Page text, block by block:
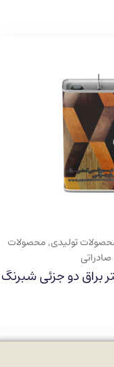
تولیدی, محصولات
صادراتی
براق دو جزئی شبرنگ